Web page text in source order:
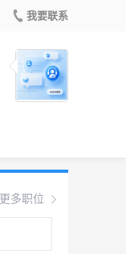
我要联系
更多职位